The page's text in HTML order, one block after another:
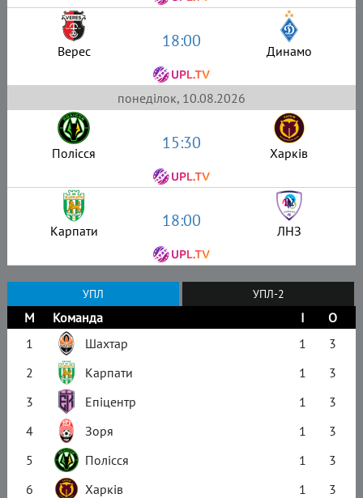
Верес 18:00 Динамо
понеділок, 10.08.2026
Полісся 15:30 Харків
Карпати 18:00 ЛНЗ
УПЛ УПЛ-2
М Команда І
О
1
Шахтар 1
3
2
Карпати 1
3
3
Епіцентр 1
3
4
Зоря 1
3
5
Полісся 1
3
6
Харків 1
3